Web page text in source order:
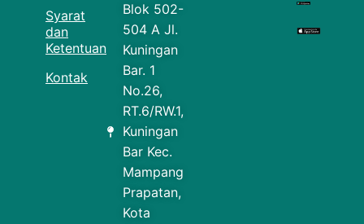
Syarat
dan
Ketentuan
Kontak
Blok 502-
504 A Jl.
Kuningan
Bar. 1
No.26,
RT.6/RW.1,
Kuningan
Bar Kec.
Mampang
Prapatan,
Kota